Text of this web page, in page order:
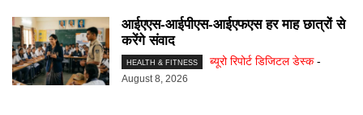
आईएएस-आईपीएस-आईएफएस हर माह छात्रों से
करेंगे संवाद
HEALTH & FITNESS ब्यूरो रिपोर्ट डिजिटल डेस्क -
August 8, 2026